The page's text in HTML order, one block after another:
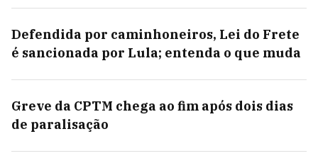
Defendida por caminhoneiros, Lei do Frete
é sancionada por Lula; entenda o que muda
Greve da CPTM chega ao fim após dois dias
de paralisação